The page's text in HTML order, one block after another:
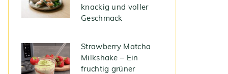
knackig und voller
Geschmack
Strawberry Matcha
Milkshake – Ein
fruchtig grüner